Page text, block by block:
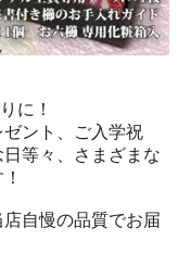
に！
ント、ご入学祝
等々、さまざまな
店自慢の品質でお届